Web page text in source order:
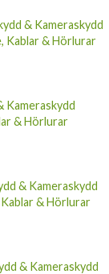
& Kameraskydd
Kablar & Hörlurar
Kameraskydd
& Hörlurar
& Kameraskydd
& Hörlurar
& Kameraskydd